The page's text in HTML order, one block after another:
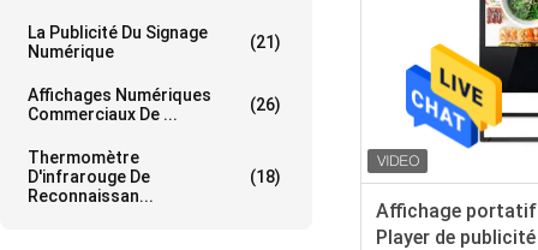
La Publicité Du Signage
Numérique
(21)
Affichages Numériques
Commerciaux De ...
(26)
Thermomètre
D'infrarouge De
Reconnaissan...
(18)
Affichage portatif
Player de